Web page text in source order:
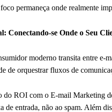
permaneça onde realmente
Conectando-se Onde o Seu
moderno transita entre e-
de orquestrar fluxos de
do ROI com o E-mail Marketing
de entrada, não ao spam. Além